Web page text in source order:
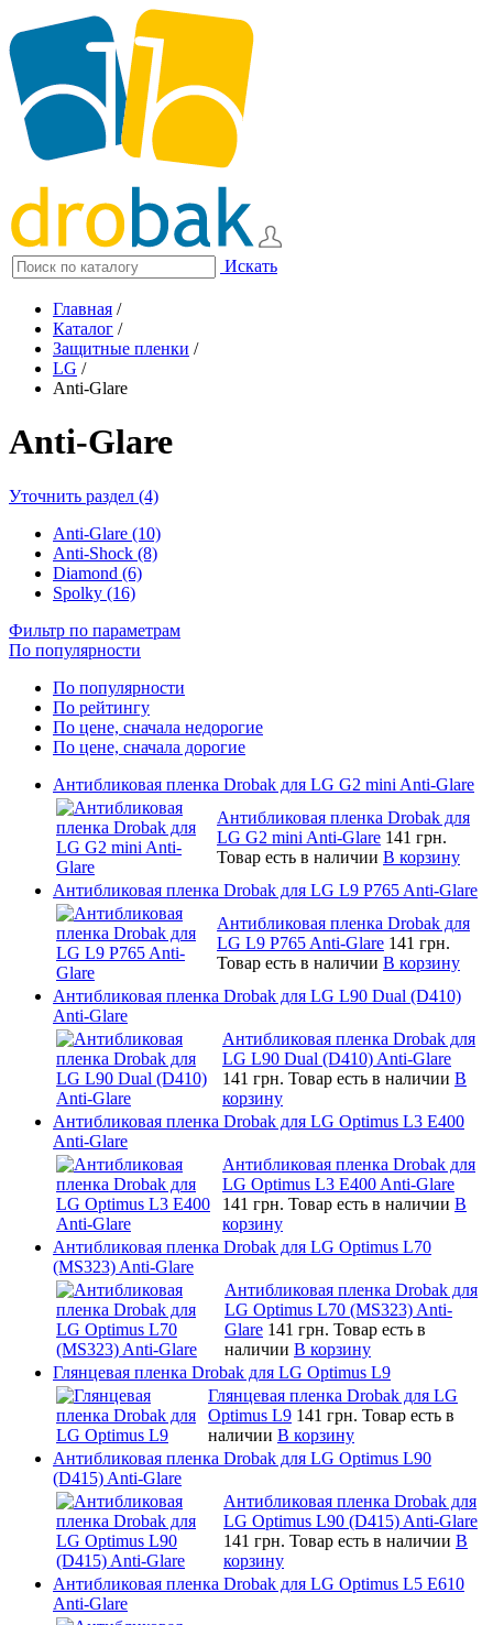
Искать
Главная /
Каталог /
Защитные пленки /
LG /
Anti-Glare
Anti-Glare
Уточнить раздел (4)
Anti-Glare (10)
Anti-Shock (8)
Diamond (6)
Spolky (16)
Фильтр по параметрам
По популярности
По популярности
По рейтингу
По цене, сначала недорогие
По цене, сначала дорогие
Антибликовая пленка Drobak для LG G2 mini Anti-Glare
Антибликовая пленка Drobak для
LG G2 mini Anti-Glare 141 грн.
Товар есть в наличии В корзину
Антибликовая пленка Drobak для LG L9 P765 Anti-Glare
Антибликовая пленка Drobak для
LG L9 P765 Anti-Glare 141 грн.
Товар есть в наличии В корзину
Антибликовая пленка Drobak для LG L90 Dual (D410)
Anti-Glare
Антибликовая пленка Drobak для
LG L90 Dual (D410) Anti-Glare
141 грн. Товар есть в наличии В
корзину
Антибликовая пленка Drobak для LG Optimus L3 E400
Anti-Glare
Антибликовая пленка Drobak для
LG Optimus L3 E400 Anti-Glare
141 грн. Товар есть в наличии В
корзину
Антибликовая пленка Drobak для LG Optimus L70
(MS323) Anti-Glare
Антибликовая пленка Drobak для
LG Optimus L70 (MS323) Anti-
Glare 141 грн. Товар есть в
наличии В корзину
Глянцевая пленка Drobak для LG Optimus L9
Глянцевая пленка Drobak для LG
Optimus L9 141 грн. Товар есть в
наличии В корзину
Антибликовая пленка Drobak для LG Optimus L90
(D415) Anti-Glare
Антибликовая пленка Drobak для
LG Optimus L90 (D415) Anti-Glare
141 грн. Товар есть в наличии В
корзину
Антибликовая пленка Drobak для LG Optimus L5 E610
Anti-Glare